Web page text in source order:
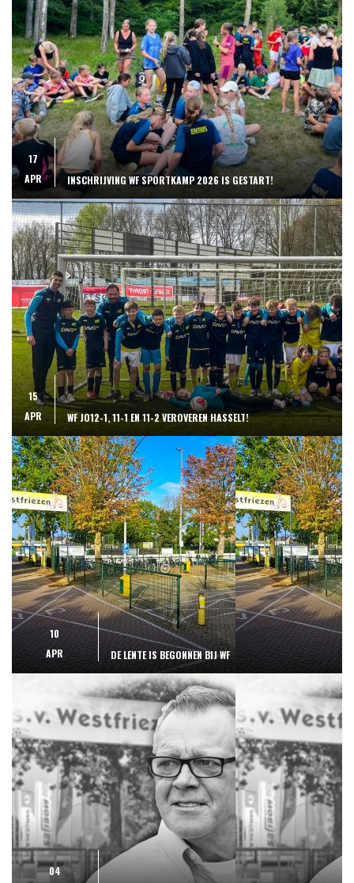
17
APR
INSCHRIJVING WF SPORTKAMP 2026 IS GESTART!
15
APR
WF JO12-1, 11-1 EN 11-2 VEROVEREN HASSELT!
10
APR
DE LENTE IS BEGONNEN BIJ WF
04